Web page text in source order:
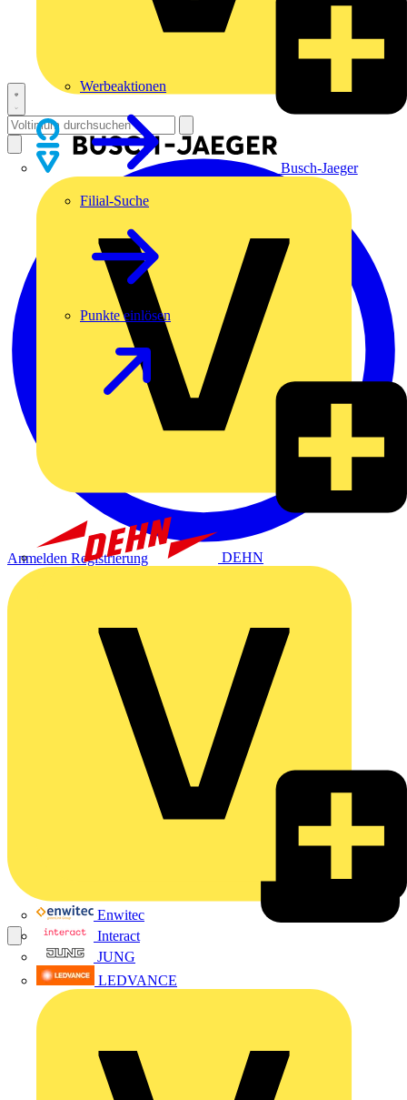
Busch-Jaeger
DEHN
Enwitec
Interact
JUNG
LEDVANCE
Werbeaktionen
Filial-Suche
Punkte einlösen
Anmelden Registrierung